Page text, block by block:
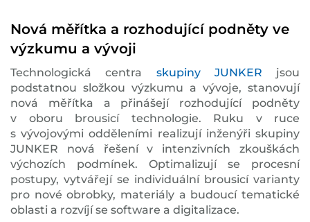
Nová měřítka a rozhodující podněty ve
výzkumu a vývoji
Technologická centra skupiny JUNKER jsou
podstatnou složkou výzkumu a vývoje, stanovují
nová měřítka a přinášejí rozhodující podněty
v oboru brousicí technologie. Ruku v ruce
s vývojovými odděleními realizují inženýři skupiny
JUNKER nová řešení v intenzivních zkouškách
výchozích podmínek. Optimalizují se procesní
postupy, vytvářejí se individuální brousicí varianty
pro nové obrobky, materiály a budoucí tematické
oblasti a rozvíjí se software a digitalizace.